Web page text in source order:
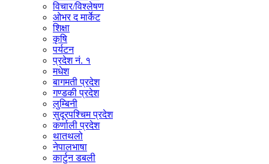
विचार/विश्‍लेषण
ओभर द मार्केट
शिक्षा
कृषि
पर्यटन
प्रदेश नं. १
मधेश
बागमती प्रदेश
गण्डकी प्रदेश
लुम्बिनी
सुदूरपश्चिम प्रदेश
कर्णाली प्रदेश
थातथलो
नेपालभाषा
कार्टुन डबली